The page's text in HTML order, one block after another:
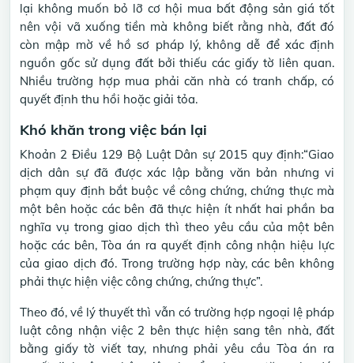
lại không muốn bỏ lỡ cơ hội mua bất động sản giá tốt
nên vội vã xuống tiền mà không biết rằng nhà, đất đó
còn mập mờ về hồ sơ pháp lý, không dễ để xác định
nguồn gốc sử dụng đất bởi thiếu các giấy tờ liên quan.
Nhiều trường hợp mua phải căn nhà có tranh chấp, có
quyết định thu hồi hoặc giải tỏa.
Khó khăn trong việc bán lại
Khoản 2 Điều 129 Bộ Luật Dân sự 2015 quy định:“Giao
dịch dân sự đã được xác lập bằng văn bản nhưng vi
phạm quy định bắt buộc về công chứng, chứng thực mà
một bên hoặc các bên đã thực hiện ít nhất hai phần ba
nghĩa vụ trong giao dịch thì theo yêu cầu của một bên
hoặc các bên, Tòa án ra quyết định công nhận hiệu lực
của giao dịch đó. Trong trường hợp này, các bên không
phải thực hiện việc công chứng, chứng thực”.
Theo đó, về lý thuyết thì vẫn có trường hợp ngoại lệ pháp
luật công nhận việc 2 bên thực hiện sang tên nhà, đất
bằng giấy tờ viết tay, nhưng phải yêu cầu Tòa án ra